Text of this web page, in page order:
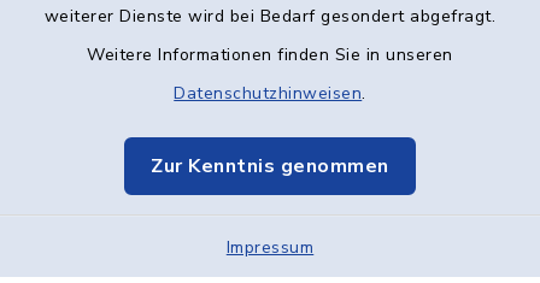
weiterer Dienste wird bei Bedarf gesondert abgefragt.
Weitere Informationen finden Sie in unseren
Datenschutzhinweisen.
Zur Kenntnis genommen
Impressum
Datenschutz
Elektronische Kommunikation
Sitemap